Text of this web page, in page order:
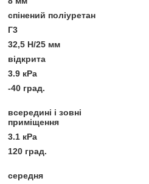
спінений поліуретан
Г3
32,5 Н/25 мм
відкрита
3.9 кРа
-40 град.
всередині і зовні
приміщення
3.1 кРа
120 град.
середня